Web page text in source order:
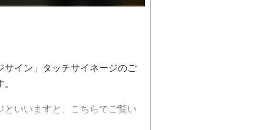
サイン」タッチサイネージのご
といいますと、こちらでご覧い